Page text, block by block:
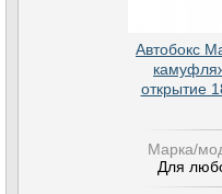
Автобокс
открытие
Марка/
Для